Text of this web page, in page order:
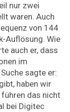
nur zwei
waren. Auch
von 144
Auflösung. Wie
auch er, dass
im
sagte er:
haben wir
das nicht
bei Digitec